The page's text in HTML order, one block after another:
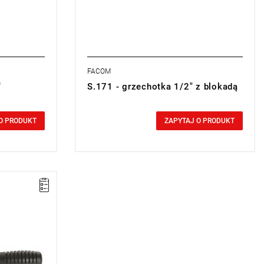
PRODUKT
FACOM
S.171 - grzechotka 1/2" z blokadą
ZAPYTAJ O PRODUKT